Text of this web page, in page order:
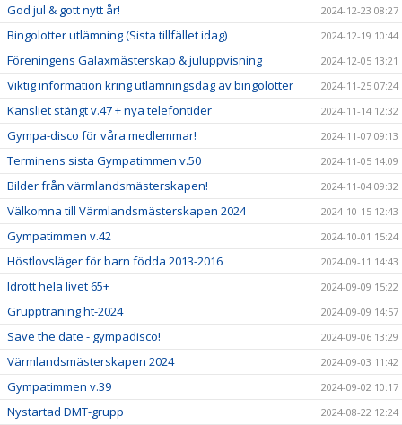
God jul & gott nytt år! 2024-12-23 08:27
Bingolotter utlämning (Sista tillfället idag) 2024-12-19 10:44
Föreningens Galaxmästerskap & juluppvisning 2024-12-05 13:21
Viktig information kring utlämningsdag av bingolotter 2024-11-25 07:24
Kansliet stängt v.47 + nya telefontider 2024-11-14 12:32
Gympa-disco för våra medlemmar! 2024-11-07 09:13
Terminens sista Gympatimmen v.50 2024-11-05 14:09
Bilder från värmlandsmästerskapen! 2024-11-04 09:32
Välkomna till Värmlandsmästerskapen 2024 2024-10-15 12:43
Gympatimmen v.42 2024-10-01 15:24
Höstlovsläger för barn födda 2013-2016 2024-09-11 14:43
Idrott hela livet 65+ 2024-09-09 15:22
Gruppträning ht-2024 2024-09-09 14:57
Save the date - gympadisco! 2024-09-06 13:29
Värmlandsmästerskapen 2024 2024-09-03 11:42
Gympatimmen v.39 2024-09-02 10:17
Nystartad DMT-grupp 2024-08-22 12:24